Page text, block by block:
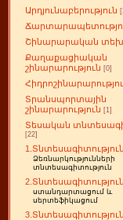
Արդյունաբերություն
Շինարարական
Քաղաքացիական
շինարարություն [0]
Տրանսպորտային
շինարարություն [1]
Տեսական
[22]
1.Տնտեսագիտություն
Ձեռնարկությունների
տնտեսագիտություն
2.Տնտեսագիտություն
ստանդարտացում և
սերտեֆիկացում
3.Տնտեսագիտություն